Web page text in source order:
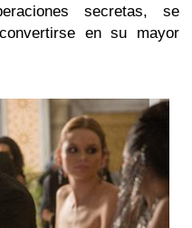
secretas, se
en su mayor